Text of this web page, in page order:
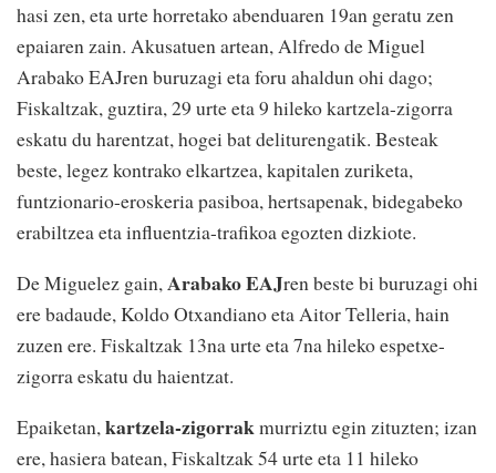
hasi zen, eta urte horretako abenduaren 19an geratu zen
epaiaren zain. Akusatuen artean, Alfredo de Miguel
Arabako EAJren buruzagi eta foru ahaldun ohi dago;
Fiskaltzak, guztira, 29 urte eta 9 hileko kartzela-zigorra
eskatu du harentzat, hogei bat deliturengatik. Besteak
beste, legez kontrako elkartzea, kapitalen zuriketa,
funtzionario-eroskeria pasiboa, hertsapenak, bidegabeko
erabiltzea eta influentzia-trafikoa egozten dizkiote.
De Miguelez gain,Arabako EAJren beste bi buruzagi ohi
ere badaude, Koldo Otxandiano eta Aitor Telleria, hain
zuzen ere. Fiskaltzak 13na urte eta 7na hileko espetxe-
zigorra eskatu du haientzat.
Epaiketan, kartzela-zigorrakmurriztu egin zituzten; izan
ere, hasiera batean, Fiskaltzak 54 urte eta 11 hileko